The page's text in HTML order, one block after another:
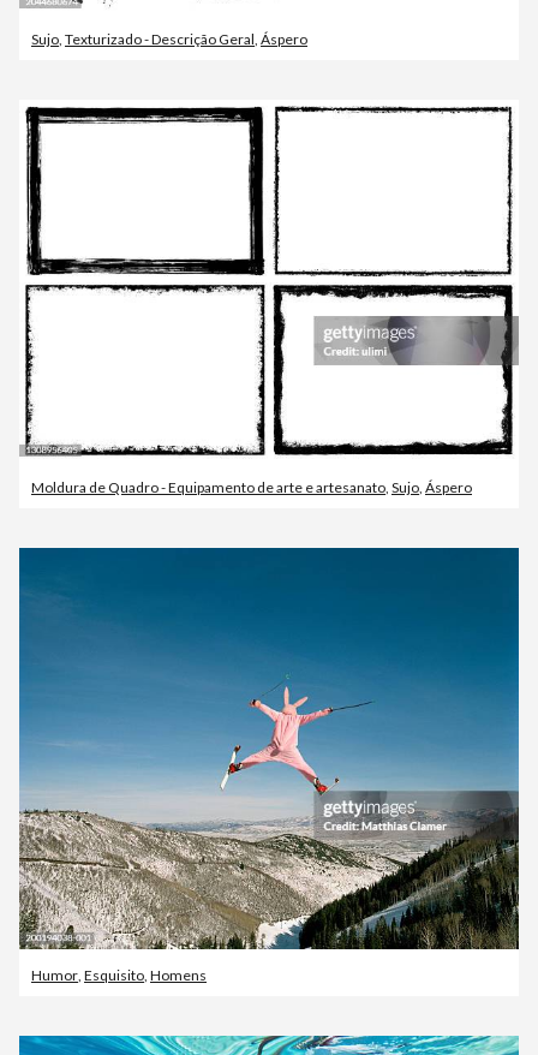
Sujo Texturizado - Descrição Geral Áspero
Moldura de Quadro - Equipamento de arte e artesanato Sujo Áspero
Humor, Esquisito, Homens